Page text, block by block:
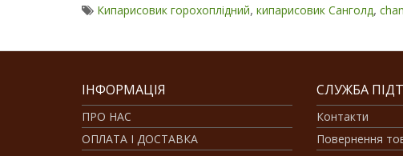
Кипарисовик горохоплідний, кипарисовик Санголд,
ІНФОРМАЦІЯ
ПРО НАС
ОПЛАТА І ДОСТАВКА
СЛУЖБА
Контакти
Повернення